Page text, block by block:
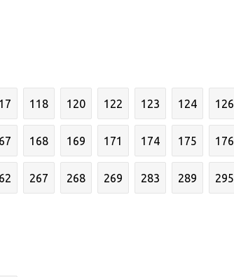
118 120 122 123 124 126
168 169 171 174 175 176
267 268 269 283 289 295